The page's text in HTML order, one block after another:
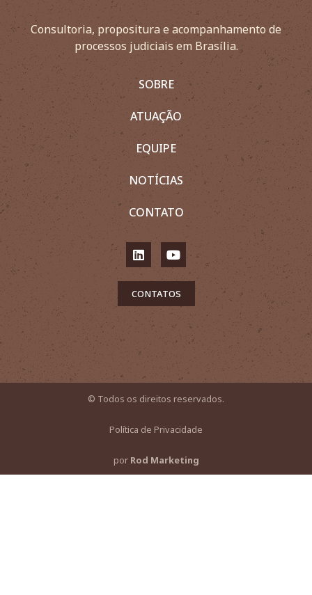
Consultoria, propositura e acompanhamento de
processos judiciais em Brasília.
SOBRE
ATUAÇÃO
EQUIPE
NOTÍCIAS
CONTATO
CONTATOS
© Todos os direitos reservados.
Política de Privacidade
por Rod Marketing